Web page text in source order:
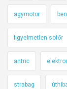
agymotor
figyelmetlen sofőr
antric
strabag